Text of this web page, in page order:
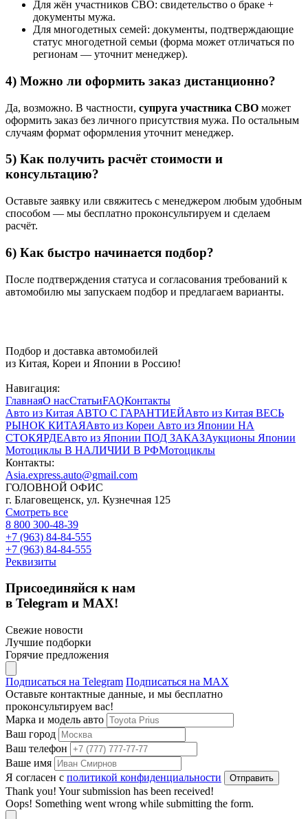
Для жён участников СВО: свидетельство о браке +
документы мужа.
Для многодетных семей: документы, подтверждающие
статус многодетной семьи (форма может отличаться по
регионам — уточнит менеджер).
4) Можно ли оформить заказ дистанционно?
Да, возможно. В частности, супруга участника СВО может
оформить заказ без личного присутствия мужа. По остальным
случаям формат оформления уточнит менеджер.
5) Как получить расчёт стоимости и
консультацию?
Оставьте заявку или свяжитесь с менеджером любым удобным
способом — мы бесплатно проконсультируем и сделаем
расчёт.
6) Как быстро начинается подбор?
После подтверждения статуса и согласования требований к
автомобилю мы запускаем подбор и предлагаем варианты.
Подбор и доставка автомобилей
из Китая, Кореи и Японии в Россию!
Навигация:
ГлавнаяО насСтатьиFAQКонтакты
Авто из Китая АВТО С ГАРАНТИЕЙАвто из Китая ВЕСЬ
РЫНОК КИТАЯАвто из Кореи Авто из Японии НА
СТОКЯРДЕАвто из Японии ПОД ЗАКАЗАукционы Японии
Мотоциклы В НАЛИЧИИ В РФМотоциклы
Контакты:
Asia.express.auto@gmail.com
ГОЛОВНОЙ ОФИС
г. Благовещенск, ул. Кузнечная 125
Смотреть все
8 800 300-48-39
+7 (963) 84-84-555
+7 (963) 84-84-555
Реквизиты
Присоединяйся к нам
в Telegram и MAX!
Свежие новости
Лучшие подборки
Горячие предложения
Подписаться на Telegram Подписаться на MAX
Оставьте контактные данные, и мы бесплатно
проконсультируем вас!
Марка и модель авто
Ваш город
Ваш телефон
Ваше имя
Я согласен с политикой конфиденциальности
Thank you! Your submission has been received!
Oops! Something went wrong while submitting the form.